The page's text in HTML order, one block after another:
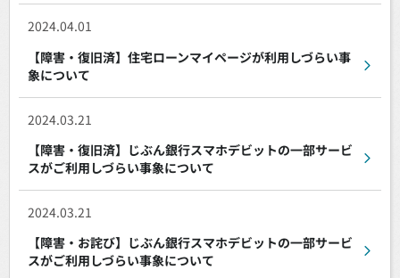
2024.04.01
【障害・復旧済】住宅ローンマイページが利用しづらい事
象について
2024.03.21
【障害・復旧済】じぶん銀行スマホデビットの一部サービ
スがご利用しづらい事象について
2024.03.21
【障害・お詫び】じぶん銀行スマホデビットの一部サービ
スがご利用しづらい事象について